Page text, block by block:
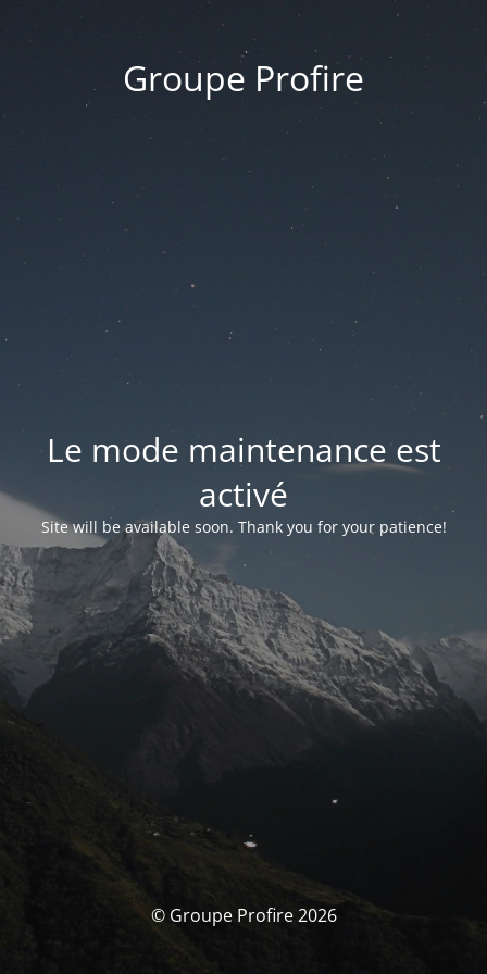
Groupe Profire
Le mode maintenance est
activé
Site will be available soon. Thank you for your patience!
© Groupe Profire 2026